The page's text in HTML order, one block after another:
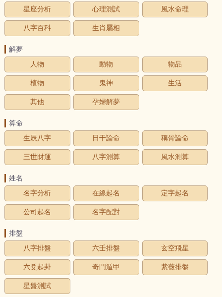
星座分析
心理測試 風水命理
八字百科 生肖屬相
解夢
人物
動物 物品
植物 鬼神 生活
其他 孕婦解夢
算命
生辰八字
日干論命 稱骨論命
三世財運 八字測算 風水測算
姓名
名字分析
在線起名 定字起名
公司起名 名字配對
排盤
八字排盤
六壬排盤 玄空飛星
六爻起卦 奇門遁甲 紫薇排盤
星盤測試